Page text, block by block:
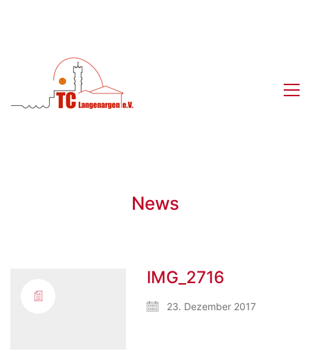
News
IMG_2716
23. Dezember 2017